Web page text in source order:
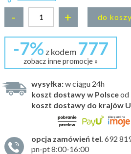
- + do
-7% z kodem 777
zobacz inne promocje »
wysyłka:w ciągu 24h
koszt dostawy w Polsceod
koszt dostawy do krajów
opcja zamówień tel. 692
pn-pt 8:00-16:00